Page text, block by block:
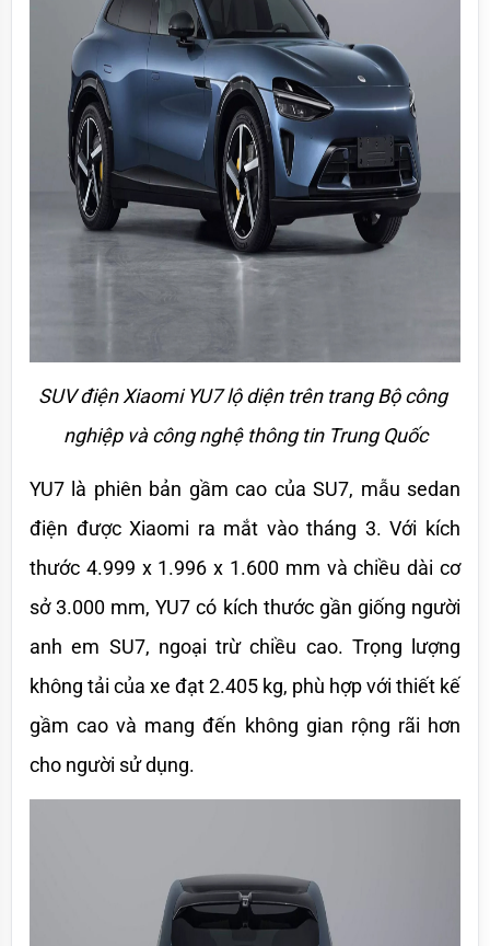
SUV điện Xiaomi YU7 lộ diện trên trang Bộ công
nghiệp và công nghệ thông tin Trung Quốc
YU7 là phiên bản gầm cao của SU7, mẫu sedan
điện được Xiaomi ra mắt vào tháng 3. Với kích
thước 4.999 x 1.996 x 1.600 mm và chiều dài cơ
sở 3.000 mm, YU7 có kích thước gần giống người
anh em SU7, ngoại trừ chiều cao. Trọng lượng
không tải của xe đạt 2.405 kg, phù hợp với thiết kế
gầm cao và mang đến không gian rộng rãi hơn
cho người sử dụng.